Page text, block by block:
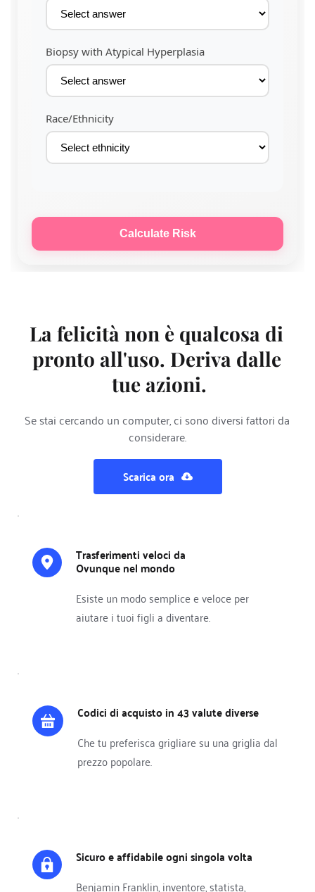
Biopsy with Atypical Hyperplasia
Race/Ethnicity
Calculate Risk
La felicità non è qualcosa di
pronto all'uso. Deriva dalle
tue azioni.
Se stai cercando un computer, ci sono diversi fattori da
considerare.
Scarica ora
Trasferimenti veloci da
Ovunque nel mondo
Esiste un modo semplice e veloce per
aiutare i tuoi figli a diventare.
Codici di acquisto in 43 valute diverse
Che tu preferisca grigliare su una griglia dal
prezzo popolare.
Sicuro e affidabile ogni singola volta
Benjamin Franklin, inventore, statista,